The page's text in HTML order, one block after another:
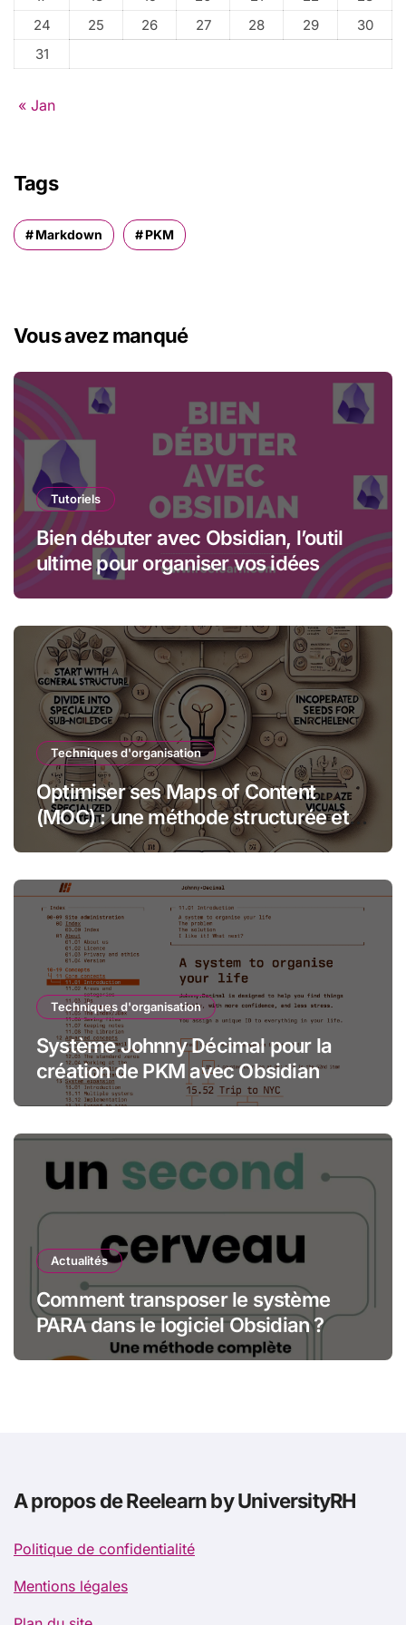
24
25 26 27 28 29
30
31
« Jan
Tags
Markdown PKM
Vous avez manqué
Tutoriels
Bien débuter avec Obsidian, l’outil
ultime pour organiser vos idées
Techniques d'organisation
Optimiser ses Maps of Content
(MOC) : une méthode structurée et
créative
Techniques d'organisation
Système Johnny Décimal pour la
création de PKM avec Obsidian
Actualités
Comment transposer le système
PARA dans le logiciel Obsidian ?
A propos de Reelearn by UniversityRH
Politique de confidentialité
Mentions légales